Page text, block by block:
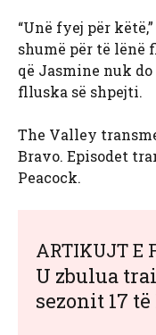
“Unë fyej për
shumë për të lënë
që Jasmine nuk
flluska së shpejti.
The Valley
Bravo. Episodet
Peacock.
ARTIKUJT E
U zbulua
sezonit 17 të